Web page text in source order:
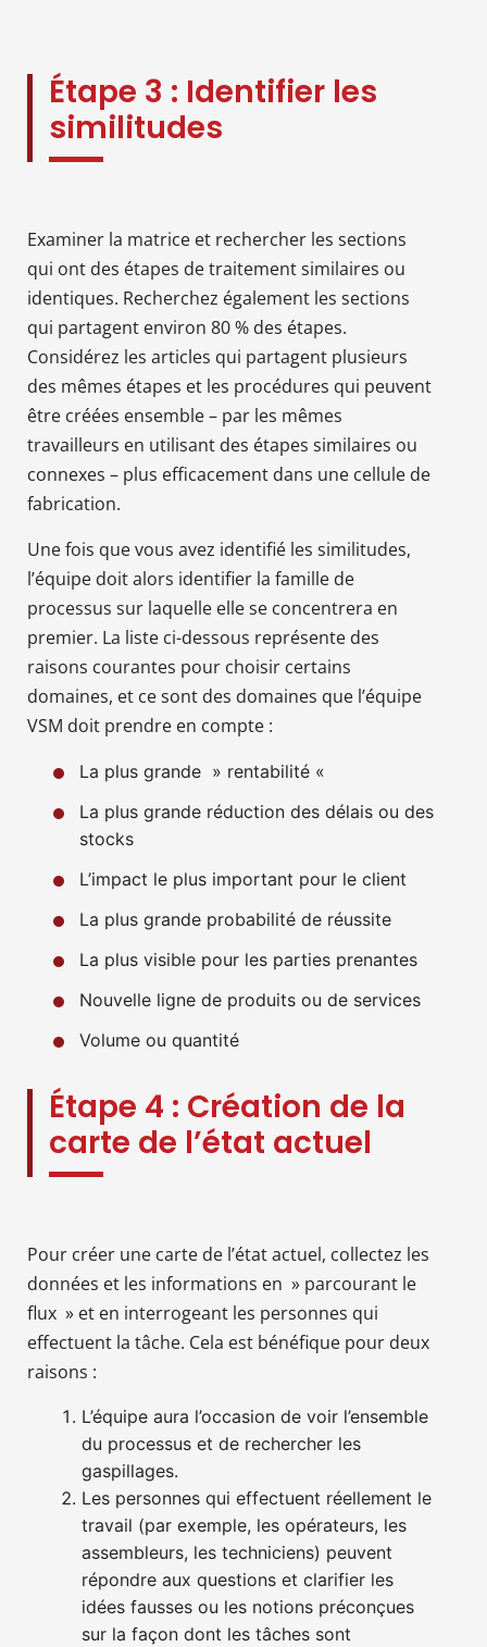
Étape 3 : Identifier les
similitudes
Examiner la matrice et rechercher les sections
qui ont des étapes de traitement similaires ou
identiques. Recherchez également les sections
qui partagent environ 80 % des étapes.
Considérez les articles qui partagent plusieurs
des mêmes étapes et les procédures qui peuvent
être créées ensemble – par les mêmes
travailleurs en utilisant des étapes similaires ou
connexes – plus efficacement dans une cellule de
fabrication.
Une fois que vous avez identifié les similitudes,
l’équipe doit alors identifier la famille de
processus sur laquelle elle se concentrera en
premier. La liste ci-dessous représente des
raisons courantes pour choisir certains
domaines, et ce sont des domaines que l’équipe
VSM doit prendre en compte :
La plus grande » rentabilité «
La plus grande réduction des délais ou des
stocks
L’impact le plus important pour le client
La plus grande probabilité de réussite
La plus visible pour les parties prenantes
Nouvelle ligne de produits ou de services
Volume ou quantité
Étape 4 : Création de la
carte de l’état actuel
Pour créer une carte de l’état actuel, collectez les
données et les informations en » parcourant le
flux » et en interrogeant les personnes qui
effectuent la tâche. Cela est bénéfique pour deux
raisons :
L’équipe aura l’occasion de voir l’ensemble
du processus et de rechercher les
gaspillages.
Les personnes qui effectuent réellement le
travail (par exemple, les opérateurs, les
assembleurs, les techniciens) peuvent
répondre aux questions et clarifier les
idées fausses ou les notions préconçues
sur la façon dont les tâches sont